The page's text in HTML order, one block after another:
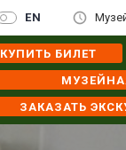
EN
КУПИТЬ БИЛЕТ
ЗАКАЗАТЬ